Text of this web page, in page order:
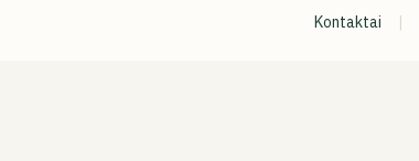
Kontaktai |